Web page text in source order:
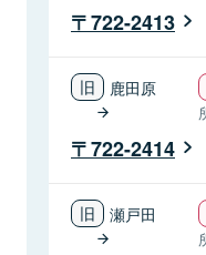
722-2413
鹿田原
722-2414
瀬戸田